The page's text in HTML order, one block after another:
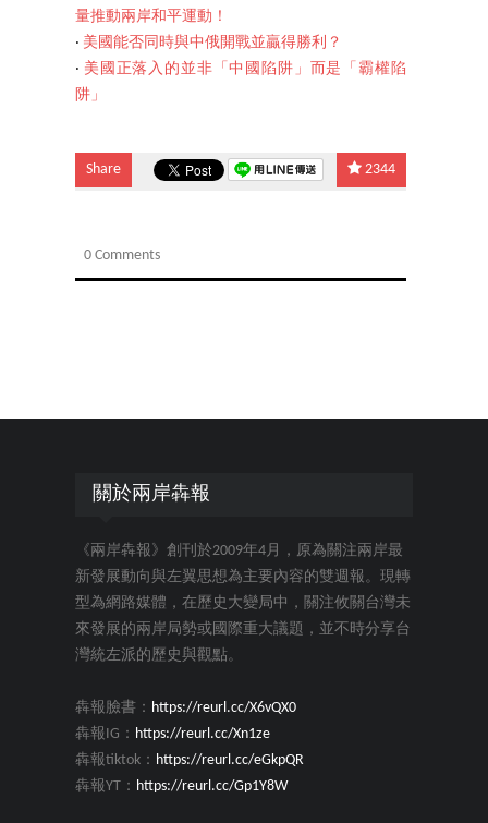
量推動兩岸和平運動！
‧ 美國能否同時與中俄開戰並贏得勝利？
‧ 美國正落入的並非「中國陷阱」而是「霸權陷
阱」
Share 2344
0 Comments
關於兩岸犇報
《兩岸犇報》創刊於2009年4月，原為關注兩岸最
新發展動向與左翼思想為主要內容的雙週報。現轉
型為網路媒體，在歷史大變局中，關注攸關台灣未
來發展的兩岸局勢或國際重大議題，並不時分享台
灣統左派的歷史與觀點。
犇報臉書： https://reurl.cc/X6vQX0
犇報IG： https://reurl.cc/Xn1ze
犇報tiktok： https://reurl.cc/eGkpQR
犇報YT： https://reurl.cc/Gp1Y8W